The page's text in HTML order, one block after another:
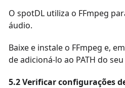
O spotDL utiliza o FFmpeg
áudio.
Baixe e instale o FFmpeg e,
de adicioná-lo ao PATH do
5.2 Verificar configurações